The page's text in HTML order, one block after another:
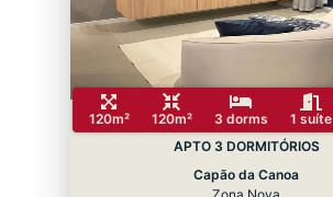
120m² 120m² 3 dorms 1 suíte
APTO 3 DORMITÓRIOS
Capão da Canoa